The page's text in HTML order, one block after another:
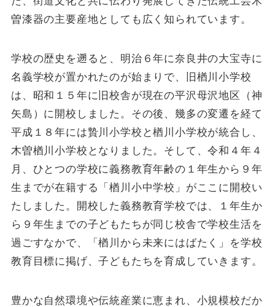
曽漆器の主要産地としても広く知られています。
学校の歴史を遡ると、明治６年に奈良井の大宝寺に
名義学校が置かれたのが始まりで、旧楢川小学校
は、昭和１５年に旧校舎が現在の平沢母沢地区（神
矢島）に開校しました。その後、幾多の変遷を経て
平成１８年には贄川小学校と楢川小学校が統合し、
木曽楢川小学校となりました。そして、令和４年４
月、ひとつの学校に義務教育年齢の１年生から９年
生までが在籍する「楢川小中学校」がここに開校い
たしました。開校した義務教育学校では、１年生か
ら９年生までの子どもたちが同じ校舎で学校生活を
過ごすなかで、「楢川から未来にはばたく」を学校
教育目標に掲げ、子どもたちを育成していきます。
豊かな自然環境や伝統産業に恵まれ、小規模校だか